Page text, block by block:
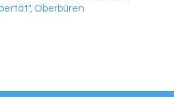
Oberbüren